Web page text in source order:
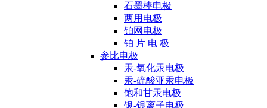
石墨棒电极
两用电极
铂网电极
铂 片 电 极
参比电极
汞-氧化汞电极
汞-硫酸亚汞电极
饱和甘汞电极
银-银离子电极